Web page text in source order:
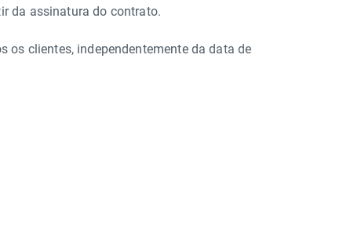
da assinatura do contrato.
os clientes, independentemente da data de